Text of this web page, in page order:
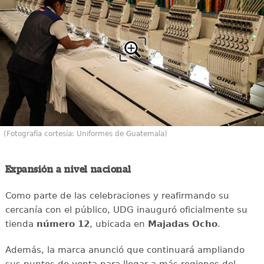
(Fotografía cortesía: Uniformes de Guatemala)
Expansión a nivel nacional
Como parte de las celebraciones y reafirmando su
cercanía con el público, UDG inauguró oficialmente su
tienda número 12, ubicada en Majadas Ocho.
Además, la marca anunció que continuará ampliando